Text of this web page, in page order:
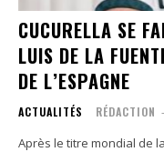
CUCURELLA SE
LUIS DE LA
DE L’ESPAGNE
ACTUALITÉS RÉDACTION -
Après le titre mondial de